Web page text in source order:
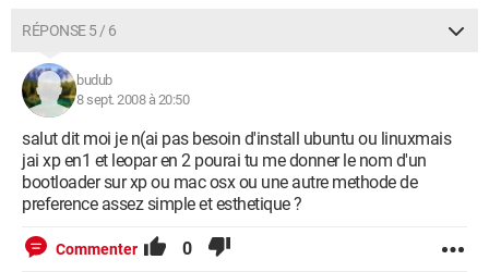
RÉPONSE 5 / 6
budub
8 sept. 2008 à 20:50
salut dit moi je n(ai pas besoin d'install ubuntu ou linuxmais
jai xp en1 et leopar en 2 pourai tu me donner le nom d'un
bootloader sur xp ou mac osx ou une autre methode de
preference assez simple et esthetique ?
Commenter 0